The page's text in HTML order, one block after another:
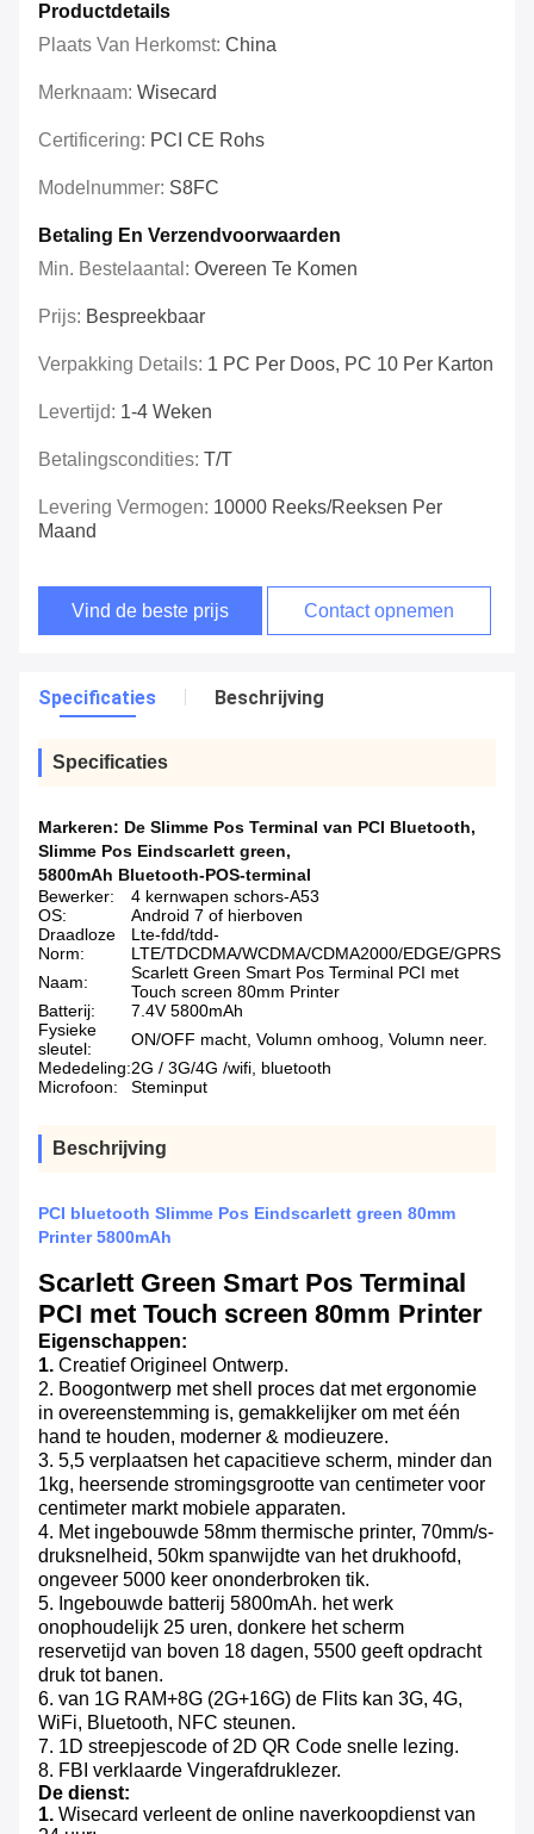
Productdetails
Plaats Van Herkomst: China
Merknaam: Wisecard
Certificering: PCI CE Rohs
Modelnummer: S8FC
Betaling En Verzendvoorwaarden
Min. Bestelaantal: Overeen Te Komen
Prijs: Bespreekbaar
Verpakking Details: 1 PC Per Doos, PC 10 Per Karton
Levertijd: 1-4 Weken
Betalingscondities: T/T
Levering Vermogen: 10000 Reeks/Reeksen Per
Maand
Vind de beste prijs Contact opnemen
Specificaties Beschrijving
Specificaties
Markeren: De Slimme Pos Terminal van PCI Bluetooth,
Slimme Pos Eindscarlett green,
5800mAh Bluetooth-POS-terminal
Bewerker:
4 kernwapen schors-A53
OS:
Android 7 of hierboven
Draadloze
Norm:
Lte-fdd/tdd-
LTE/TDCDMA/WCDMA/CDMA2000/EDGE/GPRS
Naam:
Scarlett Green Smart Pos Terminal PCI met
Touch screen 80mm Printer
Batterij:
7.4V 5800mAh
Fysieke
sleutel:
ON/OFF macht, Volumn omhoog, Volumn neer.
Mededeling:2G / 3G/4G /wifi, bluetooth
Microfoon:
Steminput
Beschrijving
PCI bluetooth Slimme Pos Eindscarlett green 80mm
Printer 5800mAh
Scarlett Green Smart Pos Terminal
PCI met Touch screen 80mm Printer
Eigenschappen:
1. Creatief Origineel Ontwerp.
2. Boogontwerp met shell proces dat met ergonomie
in overeenstemming is, gemakkelijker om met één
hand te houden, moderner & modieuzere.
3. 5,5 verplaatsen het capacitieve scherm, minder dan
1kg, heersende stromingsgrootte van centimeter voor
centimeter markt mobiele apparaten.
4. Met ingebouwde 58mm thermische printer, 70mm/s-
druksnelheid, 50km spanwijdte van het drukhoofd,
ongeveer 5000 keer ononderbroken tik.
5. Ingebouwde batterij 5800mAh. het werk
onophoudelijk 25 uren, donkere het scherm
reservetijd van boven 18 dagen, 5500 geeft opdracht
druk tot banen.
6. van 1G RAM+8G (2G+16G) de Flits kan 3G, 4G,
WiFi, Bluetooth, NFC steunen.
7. 1D streepjescode of 2D QR Code snelle lezing.
8. FBI verklaarde Vingerafdruklezer.
De dienst:
1. Wisecard verleent de online naverkoopdienst van